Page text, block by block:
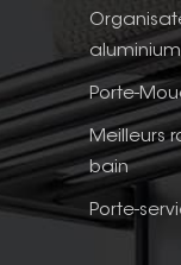
aluminium
Porte-
Meilleurs
bain
Porte-